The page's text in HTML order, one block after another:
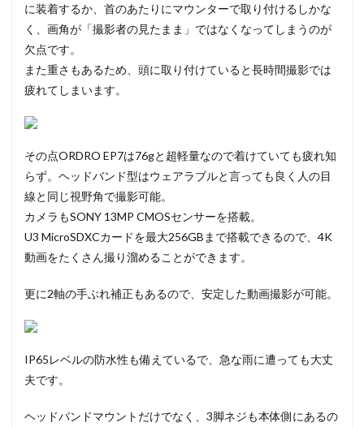
に装着するか、首のあたりにマウンターで取り付けるしかな
く、画角が「撮影者の見たまま」ではなくなってしまうのが
欠点です。
また重さもあるため、頭に取り付けていると長時間撮影では
疲れてしまいます。
その点ORDRO EP7は76gと超軽量なので着けていても疲れ知
らず。ヘッドバンド型はウェアラブルと言っても良く人の目
線と同じ視野角で撮影可能。
カメラもSONY 13MP CMOSセンサーを搭載。
U3 MicroSDXCカードを最大256GBまで搭載できるので、4K
動画をたくさん撮り溜めることができます。
更に2軸の手ぶれ補正もあるので、安定した動画撮影が可能。
IP65レベルの防水性も備えているで、急な雨に遭っても大丈
夫です。
ヘッドバンドマウントだけでなく、3脚ネジも本体側にあるの